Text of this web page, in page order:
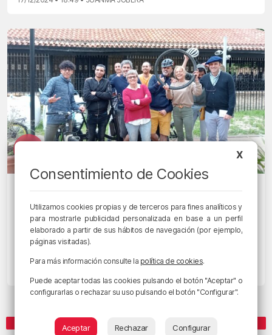
Asociación San Nikolas Zabalik: Abegi
Enea, viviendas de acogida y
actividades de participación
CATEGORÍAS
X
Consentimiento de Cookies
Utilizamos cookies propias y de terceros para fines analíticos y
para mostrarle publicidad personalizada en base a un perfil
elaborado a partir de sus hábitos de navegación (por ejemplo,
páginas visitadas).
Para más información consulte la política de cookies.
Puede aceptar todas las cookies pulsando el botón "Aceptar" o
configurarlas o rechazar su uso pulsando el botón "Configurar".
Aceptar Rechazar Configurar